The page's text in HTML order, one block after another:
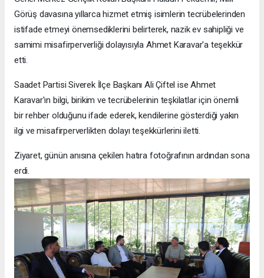
Görüş davasına yıllarca hizmet etmiş isimlerin tecrübelerinden
istifade etmeyi önemsediklerini belirterek, nazik ev sahipliği ve
samimi misafirperverliği dolayısıyla Ahmet Karavar'a teşekkür
etti.
Saadet Partisi Siverek İlçe Başkanı Ali Çiftel ise Ahmet
Karavar'ın bilgi, birikim ve tecrübelerinin teşkilatlar için önemli
bir rehber olduğunu ifade ederek, kendilerine gösterdiği yakın
ilgi ve misafirperverlikten dolayı teşekkürlerini iletti.
Ziyaret, günün anısına çekilen hatıra fotoğrafının ardından sona
erdi.